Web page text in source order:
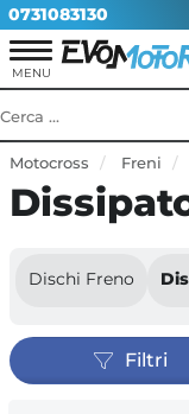
0731083130
Motocross Freni
Dischi Freno
Filtri